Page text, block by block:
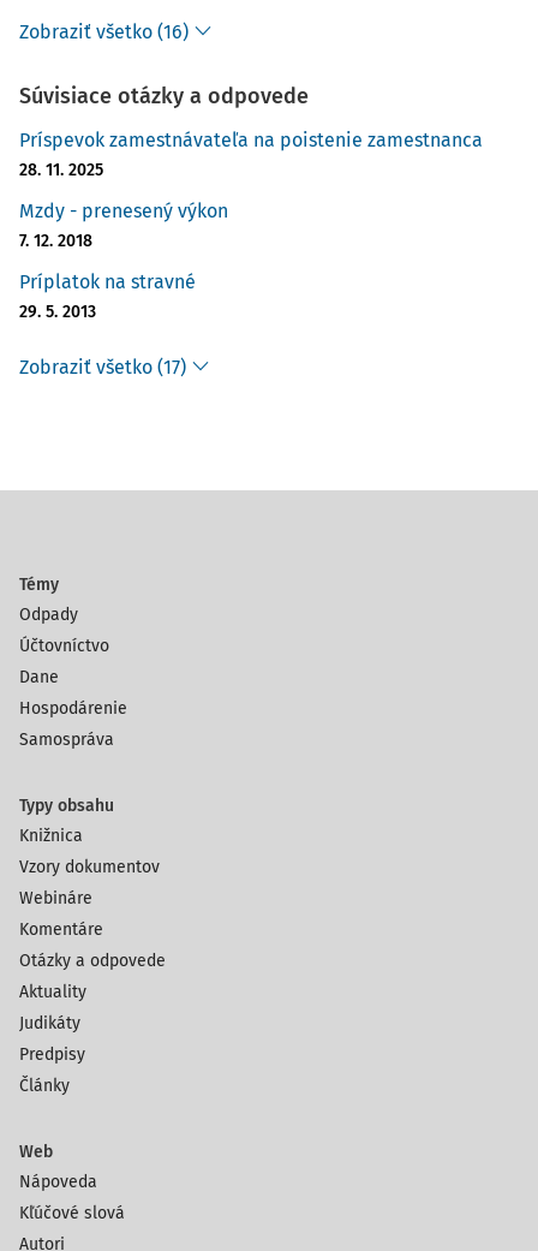
Zobraziť všetko (16)
Súvisiace otázky a odpovede
Príspevok zamestnávateľa na poistenie zamestnanca
28. 11. 2025
Mzdy - prenesený výkon
7. 12. 2018
Príplatok na stravné
29. 5. 2013
Zobraziť všetko (17)
Témy
Odpady
Účtovníctvo
Dane
Hospodárenie
Samospráva
Typy obsahu
Knižnica
Vzory dokumentov
Webináre
Komentáre
Otázky a odpovede
Aktuality
Judikáty
Predpisy
Články
Web
Nápoveda
Kľúčové slová
Autori